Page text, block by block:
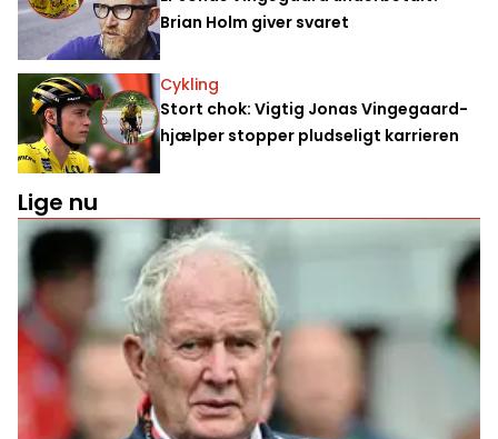
Brian Holm giver svaret
Cykling
Stort chok: Vigtig Jonas Vingegaard-
hjælper stopper pludseligt karrieren
Lige nu